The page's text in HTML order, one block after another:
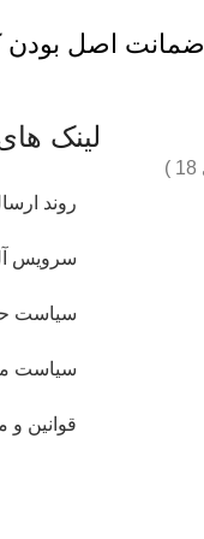
ضمانت اصل بودن
لینک
روند
سرویس
سیاست
سیاست
قوانین و